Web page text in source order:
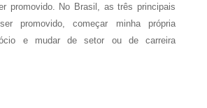
promovido. No Brasil, as três principais
promovido, começar minha própria
e mudar de setor ou de carreira